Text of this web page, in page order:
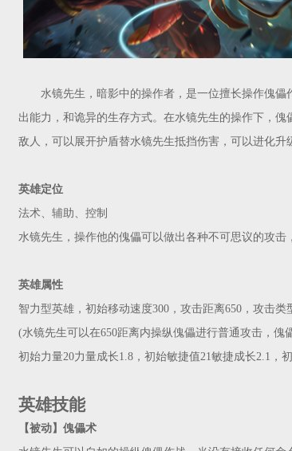
水镜先生，暗影中的操作者，是一位擅长操作傀儡
出能力，和诡异的生存方式。在水镜先生的操作下，
敌人，可以展开护盾替水镜先生抵挡伤害，可以进化升
英雄定位
法术、辅助、控制
水镜先生，操作他的傀儡可以做出各种不可思议的攻击
英雄属性
智力型英雄， 初始移动速度300 ， 攻击距离650，攻击类
(水镜先生可以在650距离内操纵傀儡进行普通攻击，傀
初始力量20力量成长1.8，初始敏捷值21敏捷成长2.1，
英雄技能
【被动】傀儡术